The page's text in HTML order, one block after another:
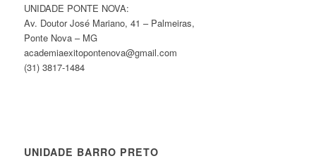
UNIDADE PONTE NOVA:
Av. Doutor José Mariano, 41 – Palmeiras,
Ponte Nova – MG
academiaexitopontenova@gmail.com
(31) 3817-1484
UNIDADE BARRO PRETO